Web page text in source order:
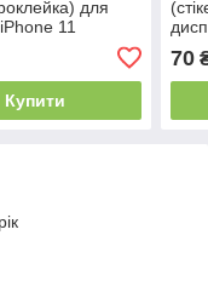
для
11
Купити
70